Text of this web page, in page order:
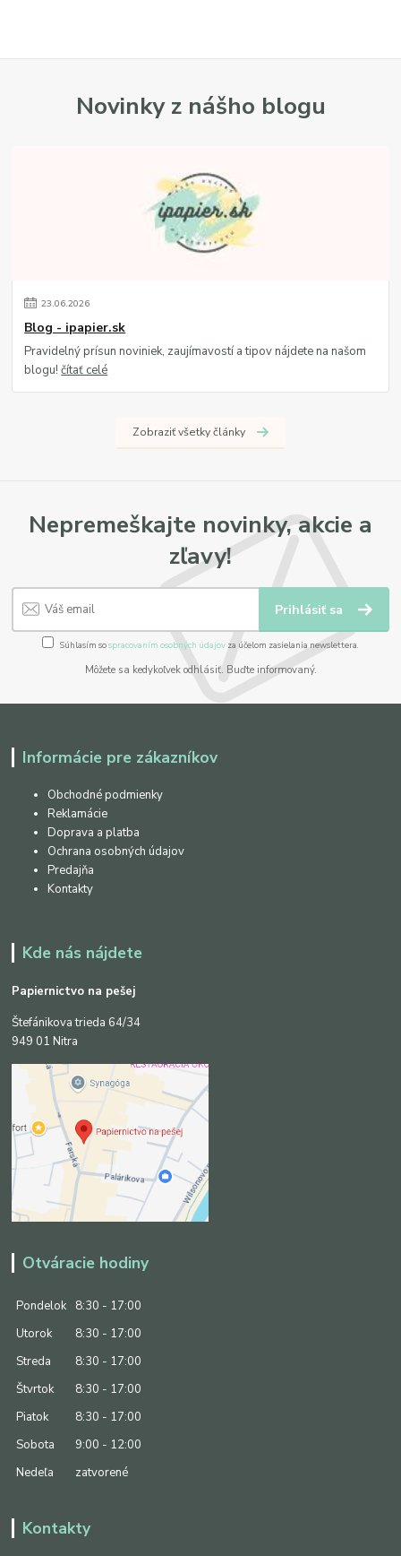
Novinky z nášho blogu
23.06.2026
Blog - ipapier.sk
Pravidelný prísun noviniek, zaujímavostí a tipov nájdete na našom
blogu!čítať celé
Zobraziť všetky články
Nepremeškajte novinky, akcie a
zľavy!
Prihlásiť sa
Súhlasím sospracovaním osobných údajov za účelom zasielania newslettera.
Môžete sa kedykoľvek odhlásiť. Buďte informovaný.
Informácie pre zákazníkov
Obchodné podmienky
Reklamácie
Doprava a platba
Ochrana osobných údajov
Predajňa
Kontakty
Kde nás nájdete
Papiernictvo na pešej
Štefánikova trieda 64/34
949 01 Nitra
Otváracie hodiny
Pondelok
8:30 - 17:00
Utorok
8:30 - 17:00
Streda
8:30 - 17:00
Štvrtok
8:30 - 17:00
Piatok
8:30 - 17:00
Sobota
9:00 - 12:00
Nedeľa
zatvorené
Kontakty